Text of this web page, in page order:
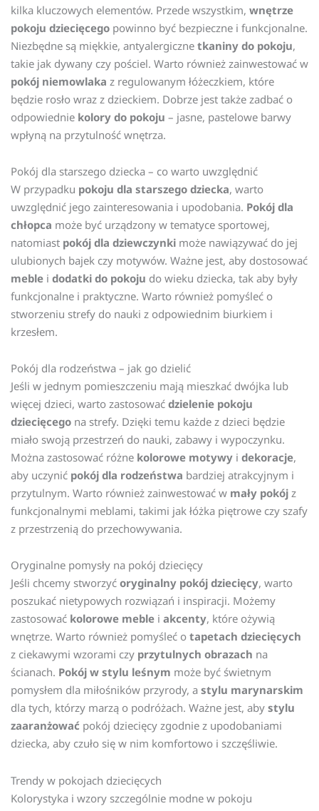
kilka kluczowych elementów. Przede wszystkim, wnętrze
pokoju dziecięcego powinno być bezpieczne i funkcjonalne.
Niezbędne są miękkie, antyalergiczne tkaniny do pokoju,
takie jak dywany czy pościel. Warto również zainwestować w
pokój niemowlaka z regulowanym łóżeczkiem, które
będzie rosło wraz z dzieckiem. Dobrze jest także zadbać o
odpowiednie kolory do pokoju – jasne, pastelowe barwy
wpłyną na przytulność wnętrza.
Pokój dla starszego dziecka – co warto uwzględnić
W przypadku pokoju dla starszego dziecka, warto
uwzględnić jego zainteresowania i upodobania. Pokój dla
chłopca może być urządzony w tematyce sportowej,
natomiast pokój dla dziewczynki może nawiązywać do jej
ulubionych bajek czy motywów. Ważne jest, aby dostosować
meble i dodatki do pokoju do wieku dziecka, tak aby były
funkcjonalne i praktyczne. Warto również pomyśleć o
stworzeniu strefy do nauki z odpowiednim biurkiem i
krzesłem.
Pokój dla rodzeństwa – jak go dzielić
Jeśli w jednym pomieszczeniu mają mieszkać dwójka lub
więcej dzieci, warto zastosować dzielenie pokoju
dziecięcego na strefy. Dzięki temu każde z dzieci będzie
miało swoją przestrzeń do nauki, zabawy i wypoczynku.
Można zastosować różne kolorowe motywy i dekoracje,
aby uczynić pokój dla rodzeństwa bardziej atrakcyjnym i
przytulnym. Warto również zainwestować w mały pokój z
funkcjonalnymi meblami, takimi jak łóżka piętrowe czy szafy
z przestrzenią do przechowywania.
Oryginalne pomysły na pokój dziecięcy
Jeśli chcemy stworzyć oryginalny pokój dziecięcy, warto
poszukać nietypowych rozwiązań i inspiracji. Możemy
zastosować kolorowe meble i akcenty, które ożywią
wnętrze. Warto również pomyśleć o tapetach dziecięcych
z ciekawymi wzorami czy przytulnych obrazach na
ścianach. Pokój w stylu leśnym może być świetnym
pomysłem dla miłośników przyrody, a stylu marynarskim
dla tych, którzy marzą o podróżach. Ważne jest, aby stylu
zaaranżować pokój dziecięcy zgodnie z upodobaniami
dziecka, aby czuło się w nim komfortowo i szczęśliwie.
Trendy w pokojach dziecięcych
Kolorystyka i wzory szczególnie modne w pokoju